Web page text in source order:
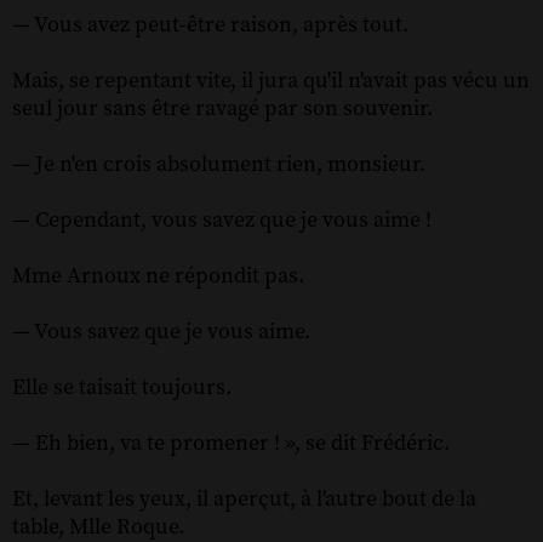
— Vous avez peut-être raison, après tout.
Mais, se repentant vite, il jura qu'il n'avait pas vécu un
seul jour sans être ravagé par son souvenir.
— Je n'en crois absolument rien, monsieur.
— Cependant, vous savez que je vous aime !
Mme Arnoux ne répondit pas.
— Vous savez que je vous aime.
Elle se taisait toujours.
— Eh bien, va te promener ! », se dit Frédéric.
Et, levant les yeux, il aperçut, à l'autre bout de la
table, Mlle Roque.